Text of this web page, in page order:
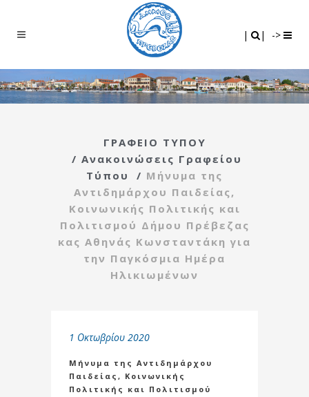
| | ->
ΓΡΑΦΕΙΟ ΤΥΠΟΥ
/ Ανακοινώσεις Γραφείου
Τύπου
/ Μήνυμα της
Αντιδημάρχου Παιδείας,
Κοινωνικής Πολιτικής και
Πολιτισμού Δήμου Πρέβεζας
κας Αθηνάς Κωνσταντάκη για
την Παγκόσμια Ημέρα
Ηλικιωμένων
1 Οκτωβρίου 2020
Μήνυμα της Αντιδημάρχου
Παιδείας, Κοινωνικής
Πολιτικής και Πολιτισμού